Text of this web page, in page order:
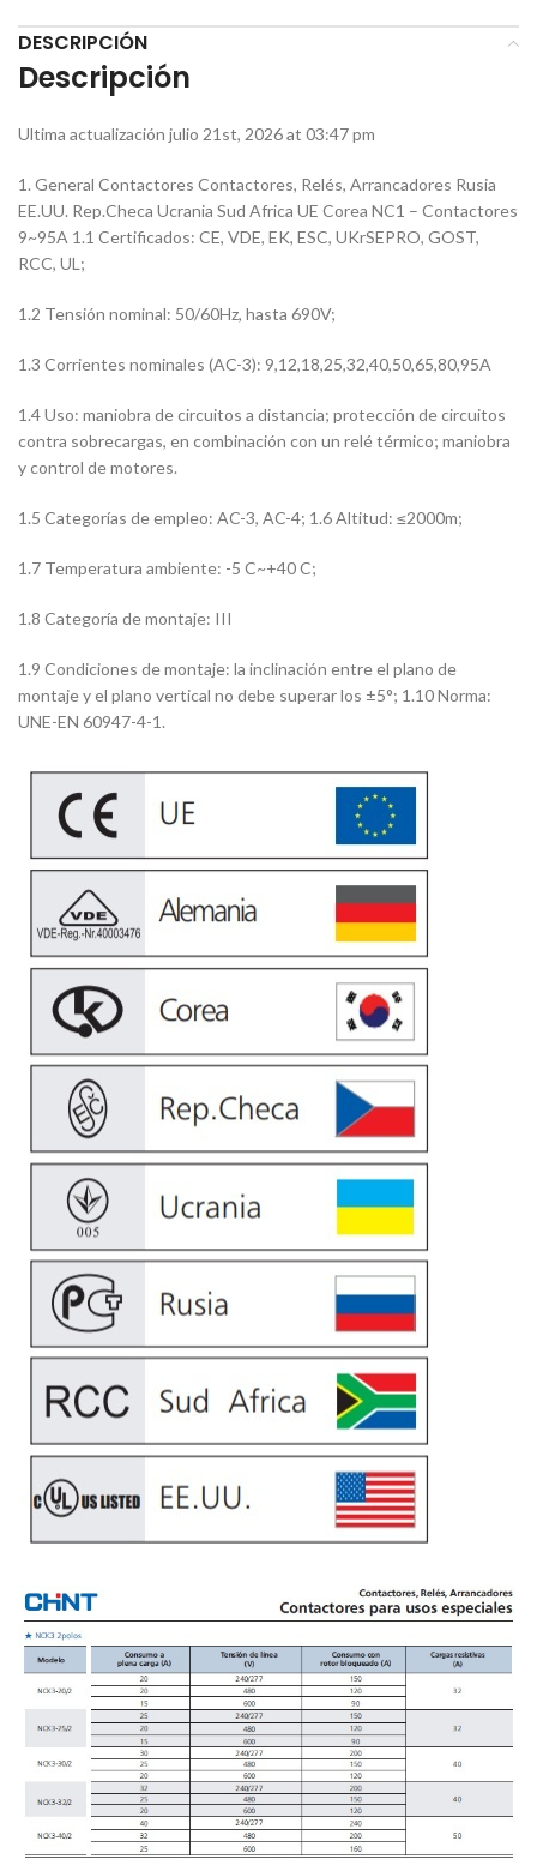
DESCRIPCIÓN
Descripción
Ultima actualización julio 21st, 2026 at 03:47 pm
1. General Contactores Contactores, Relés, Arrancadores Rusia
EE.UU. Rep.Checa Ucrania Sud Africa UE Corea NC1 – Contactores
9~95A 1.1 Certificados: CE, VDE, EK, ESC, UKrSEPRO, GOST,
RCC, UL;
1.2 Tensión nominal: 50/60Hz, hasta 690V;
1.3 Corrientes nominales (AC-3): 9,12,18,25,32,40,50,65,80,95A
1.4 Uso: maniobra de circuitos a distancia; protección de circuitos
contra sobrecargas, en combinación con un relé térmico; maniobra
y control de motores.
1.5 Categorías de empleo: AC-3, AC-4; 1.6 Altitud: ≤2000m;
1.7 Temperatura ambiente: -5 C~+40 C;
1.8 Categoría de montaje: III
1.9 Condiciones de montaje: la inclinación entre el plano de
montaje y el plano vertical no debe superar los ±5°; 1.10 Norma:
UNE-EN 60947-4-1.